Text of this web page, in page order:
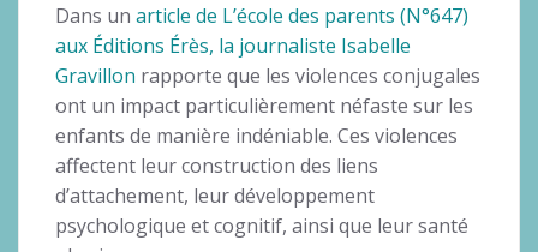
Dans un article de L’école des parents (N°647)
aux Éditions Érès, la journaliste Isabelle
Gravillon rapporte que les violences conjugales
ont un impact particulièrement néfaste sur les
enfants de manière indéniable. Ces violences
affectent leur construction des liens
d’attachement, leur développement
psychologique et cognitif, ainsi que leur santé